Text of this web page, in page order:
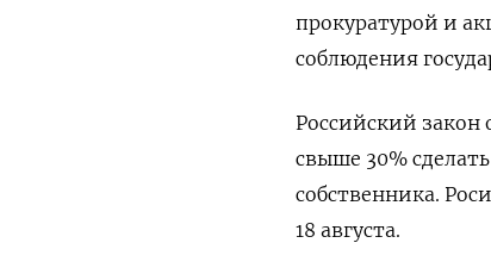
прокуратурой и
соблюдения
Российский закон
свыше 30%
собственника.
18 августа.